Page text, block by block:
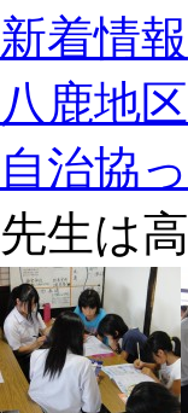
新着情報
八鹿地
自治協
先生は